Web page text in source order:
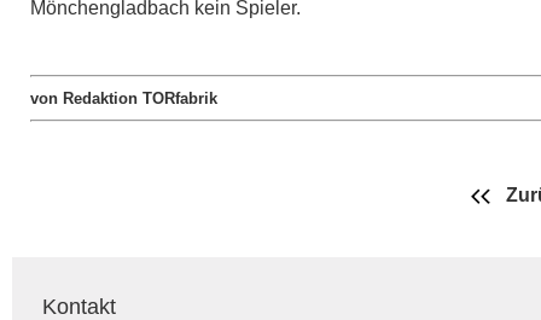
Mönchengladbach kein Spieler.
von Redaktion TORfabrik
Kontakt